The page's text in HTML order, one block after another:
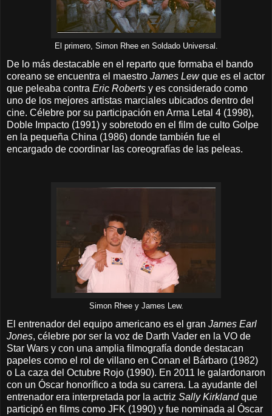
El primero, Simon Rhee en Soldado Universal.
De lo más destacable en el reparto que formaba el bando
coreano se encuentra el maestro James Lewque es el actor
que peleaba contra Eric Roberts y es considerado como
uno de los mejores artistas marciales ubicados dentro del
cine. Célebre por su participación en Arma Letal 4 (1998),
Doble Impacto (1991) y sobretodo en el film de culto Golpe
en la pequeña China (1986) donde también fue el
encargado de coordinar las coreografías de las peleas.
Simon Rhee y James Lew.
El entrenador del equipo americano es el gran James Earl
Jones, célebre por ser la voz de Darth Vader en la VO de
Star Wars y con una amplia filmografía donde destacan
papeles como el rol de villano en Conan el Bárbaro (1982)
o La caza del Octubre Rojo (1990). En 2011 le galardonaron
con un Óscar honorífico a toda su carrera. La ayudante del
entrenador era interpretada por la actriz Sally Kirklandque
participó en films como JFK (1990) y fue nominada al Óscar